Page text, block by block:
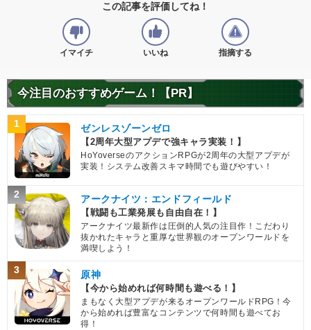
この記事を評価してね！
イマイチ いいね 指摘する
今注目のおすすめゲーム！【PR】
1 ゼンレスゾーンゼロ
【2周年大型アプデで強キャラ実装！】
HoYoverseのアクションRPGが2周年の大型アプデが
実装！システム改善スキマ時間でも遊びやすい！
2 アークナイツ：エンドフィールド
【戦闘も工業発展も自由自在！】
アークナイツ最新作は圧倒的人気の注目作！こだわり
抜かれたキャラと重厚な世界観のオープンワールドを
満喫しよう！
3 原神
【今から始めれば何時間も遊べる！】
まもなく大型アプデが来るオープンワールドRPG！今
から始めれば豊富なコンテンツで何時間も遊べてお
得！